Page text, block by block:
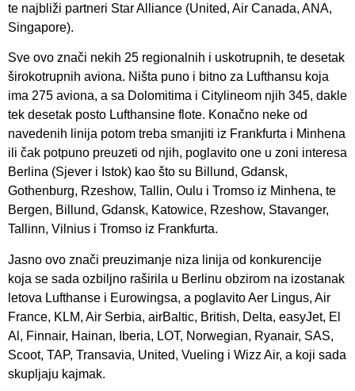
te najbliži partneri Star Alliance (United, Air Canada, ANA,
Singapore).
Sve ovo znači nekih 25 regionalnih i uskotrupnih, te desetak
širokotrupnih aviona. Ništa puno i bitno za Lufthansu koja
ima 275 aviona, a sa Dolomitima i Citylineom njih 345, dakle
tek desetak posto Lufthansine flote. Konačno neke od
navedenih linija potom treba smanjiti iz Frankfurta i Minhena
ili čak potpuno preuzeti od njih, poglavito one u zoni interesa
Berlina (Sjever i Istok) kao što su Billund, Gdansk,
Gothenburg, Rzeshow, Tallin, Oulu i Tromso iz Minhena, te
Bergen, Billund, Gdansk, Katowice, Rzeshow, Stavanger,
Tallinn, Vilnius i Tromso iz Frankfurta.
Jasno ovo znači preuzimanje niza linija od konkurencije
koja se sada ozbiljno raširila u Berlinu obzirom na izostanak
letova Lufthanse i Eurowingsa, a poglavito Aer Lingus, Air
France, KLM, Air Serbia, airBaltic, British, Delta, easyJet, El
Al, Finnair, Hainan, Iberia, LOT, Norwegian, Ryanair, SAS,
Scoot, TAP, Transavia, United, Vueling i Wizz Air, a koji sada
skupljaju kajmak.